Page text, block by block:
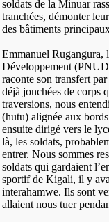
soldats de la Minuar
tranchées, démonter
des bâtiments
Emmanuel Rugangura,
Développement
raconte son transfert
déjà jonchées de corps
traversions, nous
(hutu) alignée aux
ensuite dirigé vers le
là, les soldats,
entrer. Nous sommes
soldats qui gardaient
sportif de Kigali, il y
interahamwe. Ils sont
allaient nous tuer